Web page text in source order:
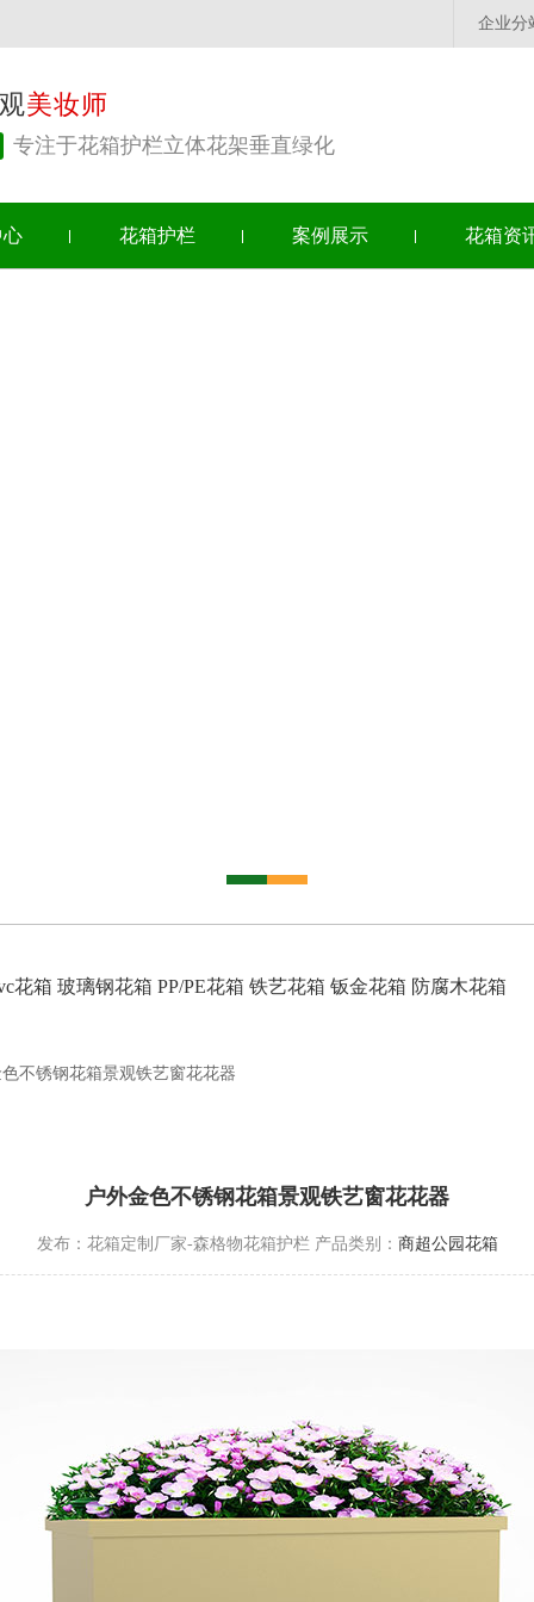
企业分
美妆师
专注于花箱护栏立体花架垂直绿化
花箱护栏 案例展示 花箱资
花箱 玻璃钢花箱 PP/PE花箱 铁艺花箱 钣金花箱 防腐木花箱
不锈钢花箱景观铁艺窗花花器
户外金色不锈钢花箱景观铁艺窗花花器
发布：花箱定制厂家-森格物花箱护栏 产品类别： 商超公园花箱